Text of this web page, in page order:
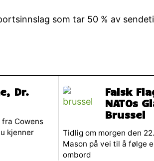
som tar 50 % av
Dr.
Cowens
kjenner
Falsk
NATOs
Brussel
Tidlig om morgen den
Mason på vei til å følge
ombord